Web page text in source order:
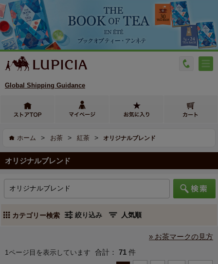
Global Shipping Guidance
ホーム > お茶 > 紅茶 > オリジナルブレンド
オリジナルブレンド
カテゴリー検索 絞り込み
» お茶マークの見方
1ページ目を表示しています 合計： 71 件